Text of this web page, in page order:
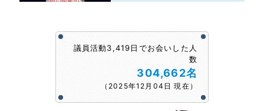
議員活動3,419日でお会いした人
数
304,662名
（2025年12月04日 現在）